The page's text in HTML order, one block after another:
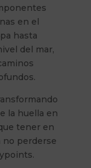
en el
hasta
del mar,
la huella en
tener en
no perderse